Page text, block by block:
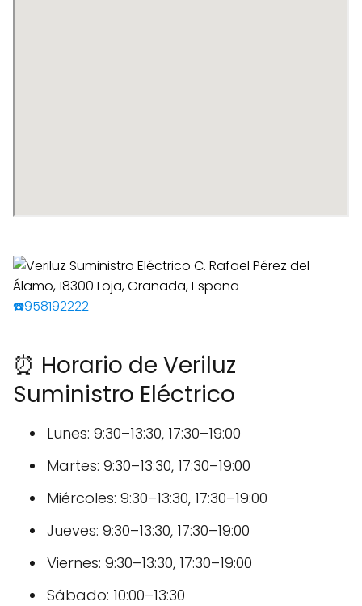
☎️958192222
⏰ Horario de Veriluz
Suministro Eléctrico
Lunes: 9:30–13:30, 17:30–19:00
Martes: 9:30–13:30, 17:30–19:00
Miércoles: 9:30–13:30, 17:30–19:00
Jueves: 9:30–13:30, 17:30–19:00
Viernes: 9:30–13:30, 17:30–19:00
Sábado: 10:00–13:30